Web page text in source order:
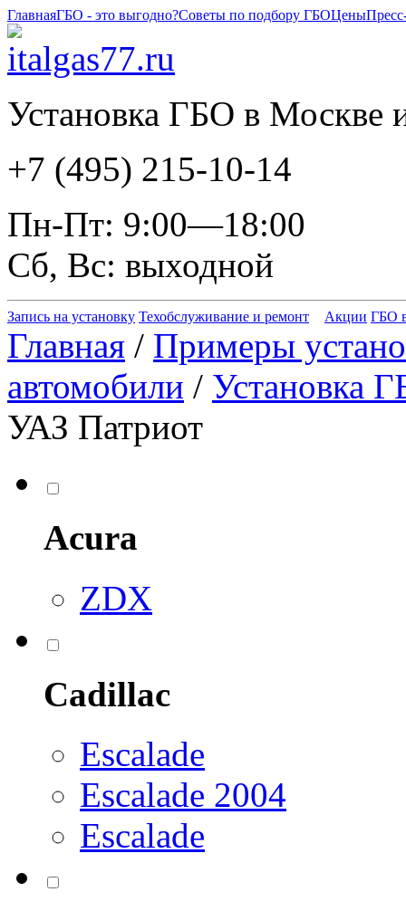
ГлавнаяГБО - это выгодно?Советы по подбору ГБОЦены
Установка ГБО в Москве
+7 (495) 215-10-14
Пн-Пт: 9:00—18:00
Сб, Вс: выходной
Запись на установку Техобслуживание и ремонт Акции ГБО
Главная / Примеры
автомобили / Установка
УАЗ Патриот
Acura
ZDX
Cadillac
Escalade
Escalade 2004
Escalade